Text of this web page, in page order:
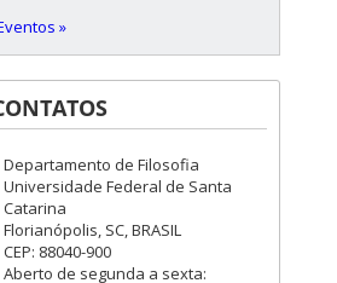
»
Departamento de Filosofia
Universidade Federal de Santa
Catarina
Florianópolis, SC, BRASIL
CEP: 88040-900
Aberto de segunda a sexta: